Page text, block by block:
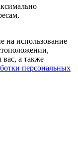
на использование
а также
персональных